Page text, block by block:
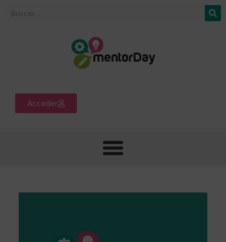
Acceder